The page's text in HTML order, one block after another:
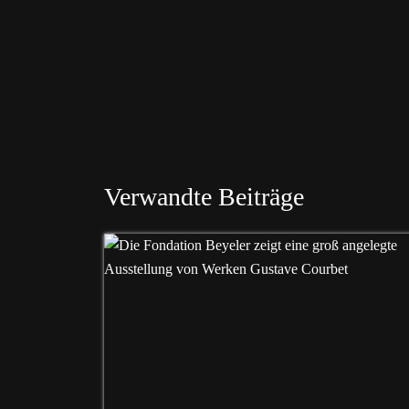
Verwandte Beiträge